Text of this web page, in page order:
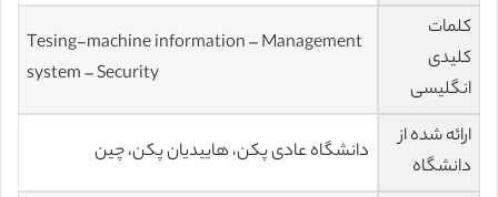
کلمات
کلیدی
انگلیسی
Tesing-machine information – Management
system – Security
ارائه شده از
دانشگاه
دانشگاه عادی پکن، هاییدیان پکن، چین